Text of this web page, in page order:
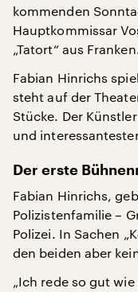
kommenden
Hauptkommissar
„Tatort“ aus
Fabian Hinrichs
steht auf der
Stücke. Der
und
Der erste
Fabian Hinrichs,
Polizistenfamilie –
Polizei. In Sachen
den beiden aber
„Ich rede so gut